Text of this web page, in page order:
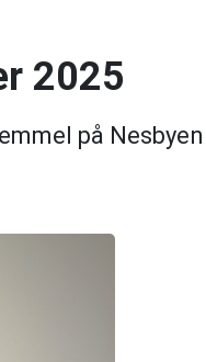
2025
på Nesbyen